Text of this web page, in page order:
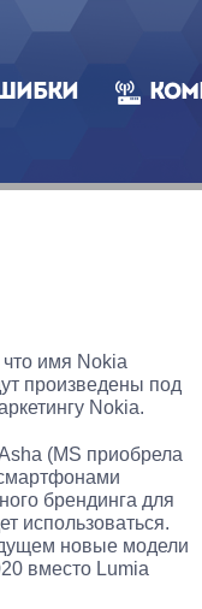
имя Nokia
произведены под
Nokia.
(MS приобрела
брендинга для
использоваться.
новые модели
вместо Lumia